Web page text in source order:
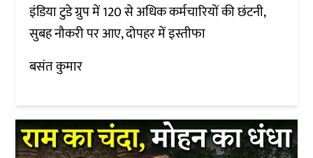
इंडिया टुडे ग्रुप में 120 से अधिक कर्मचारियों की छंटनी,
सुबह नौकरी पर आए, दोपहर में इस्तीफा
बसंत कुमार